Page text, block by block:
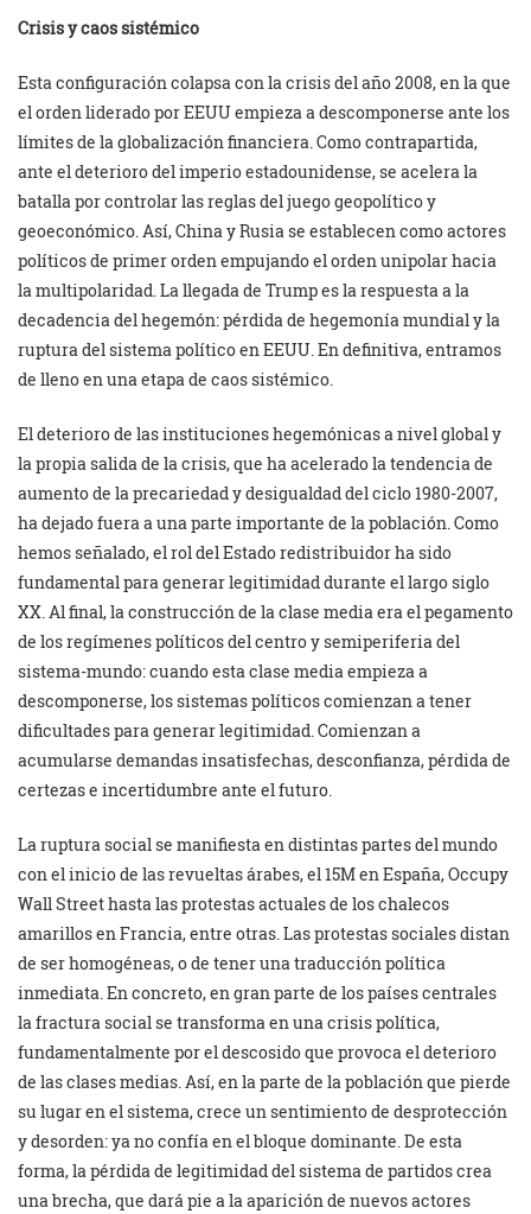
Crisis y caos sistémico
Esta configuración colapsa con la crisis del año 2008, en la que
el orden liderado por EEUU empieza a descomponerse ante los
límites de la globalización financiera. Como contrapartida,
ante el deterioro del imperio estadounidense, se acelera la
batalla por controlar las reglas del juego geopolítico y
geoeconómico. Así, China y Rusia se establecen como actores
políticos de primer orden empujando el orden unipolar hacia
la multipolaridad. La llegada de Trump es la respuesta a la
decadencia del hegemón: pérdida de hegemonía mundial y la
ruptura del sistema político en EEUU. En definitiva, entramos
de lleno en una etapa de caos sistémico.
El deterioro de las instituciones hegemónicas a nivel global y
la propia salida de la crisis, que ha acelerado la tendencia de
aumento de la precariedad y desigualdad del ciclo 1980-2007,
ha dejado fuera a una parte importante de la población. Como
hemos señalado, el rol del Estado redistribuidor ha sido
fundamental para generar legitimidad durante el largo siglo
XX. Al final, la construcción de la clase media era el pegamento
de los regímenes políticos del centro y semiperiferia del
sistema-mundo: cuando esta clase media empieza a
descomponerse, los sistemas políticos comienzan a tener
dificultades para generar legitimidad. Comienzan a
acumularse demandas insatisfechas, desconfianza, pérdida de
certezas e incertidumbre ante el futuro.
La ruptura social se manifiesta en distintas partes del mundo
con el inicio de las revueltas árabes, el 15M en España, Occupy
Wall Street hasta las protestas actuales de los chalecos
amarillos en Francia, entre otras. Las protestas sociales distan
de ser homogéneas, o de tener una traducción política
inmediata. En concreto, en gran parte de los países centrales
la fractura social se transforma en una crisis política,
fundamentalmente por el descosido que provoca el deterioro
de las clases medias. Así, en la parte de la población que pierde
su lugar en el sistema, crece un sentimiento de desprotección
y desorden: ya no confía en el bloque dominante. De esta
forma, la pérdida de legitimidad del sistema de partidos crea
una brecha, que dará pie a la aparición de nuevos actores